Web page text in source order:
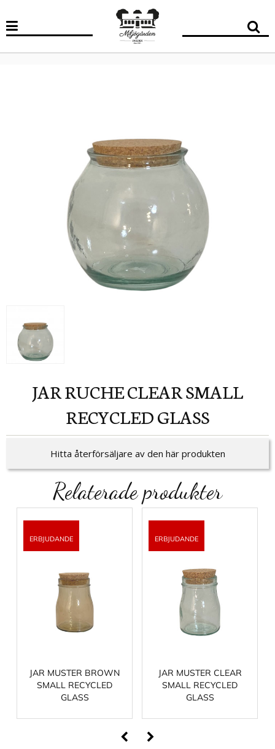
JAR RUCHE CLEAR SMALL
RECYCLED GLASS
Hitta återförsäljare av den här produkten
Relaterade produkter
JAR MUSTER BROWN
SMALL RECYCLED
GLASS
JAR MUSTER CLEAR
SMALL RECYCLED
GLASS